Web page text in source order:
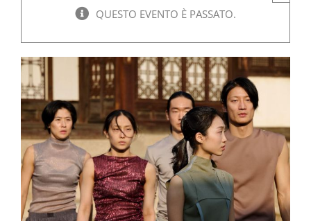
QUESTO EVENTO È PASSATO.